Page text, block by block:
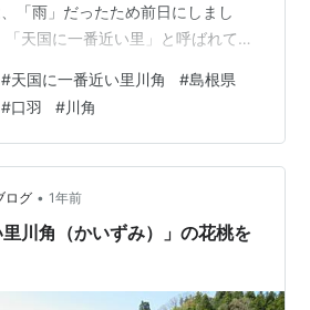
「雨」だったため前日にしまし
天国に一番近い里」と呼ばれてい
天国に一番近い里』と呼ぶよう
、2,000本ものハナモモ（花桃）が
い花々は、まさに桃源郷のような風
天国に一番近い』ような印象を与
こは、島根県邑智郡邑南町口羽の
」という集落です…
#天国に一番近い里川角 #島根県
#口羽 #川角
ログ • 1年前
里川角（かいずみ）」の花桃を